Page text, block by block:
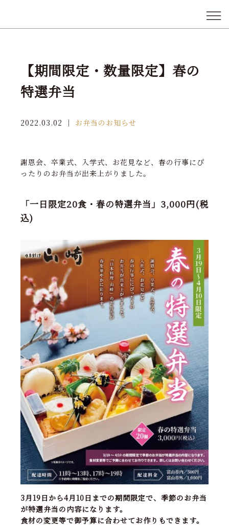
【期間限定・数量限定】春の
特選弁当
2022.03.02 ｜ お弁当のお知らせ
謝恩会、卒業式、入学式、お花見など、春の行事にぴ
ったりのお弁当が出来上がりました。
「一日限定20食・春の特選弁当」3,000円(税
込)
3月19日から4月10日までの期間限定で、季節のお弁当
が特選弁当の内容になります。
食材の変更等で御予算に合わせてお作りもできます。